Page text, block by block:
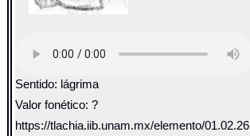
Sentido: lágrima
Valor fonético: ?
https://tlachia.iib.unam.mx/elemento/01.02.26